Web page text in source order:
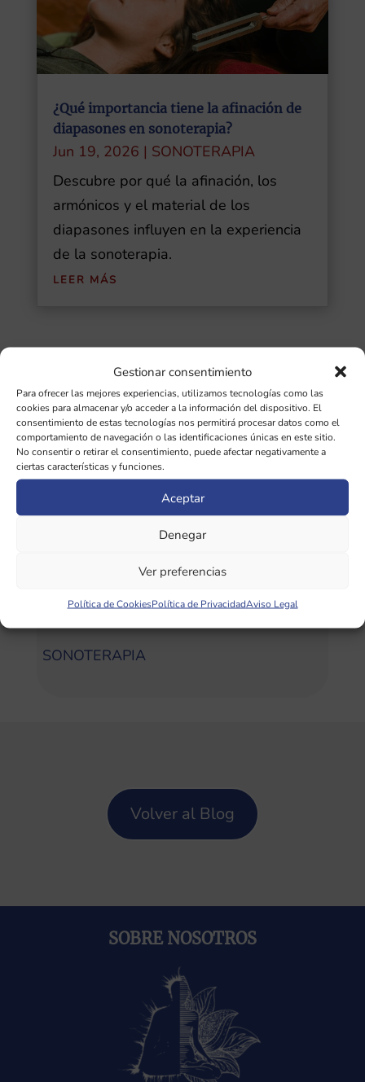
Gestionar consentimiento
Para ofrecer las mejores experiencias, utilizamos tecnologías como las
cookies para almacenar y/o acceder a la información del dispositivo. El
consentimiento de estas tecnologías nos permitirá procesar datos como el
comportamiento de navegación o las identificaciones únicas en este sitio.
No consentir o retirar el consentimiento, puede afectar negativamente a
ciertas características y funciones.
Aceptar
Denegar
Ver preferencias
Política de CookiesPolítica de PrivacidadAviso Legal
¿Qué importancia tiene la afinación de
diapasones en sonoterapia?
Jun 19, 2026 | SONOTERAPIA
Descubre por qué la afinación, los
armónicos y el material de los
diapasones influyen en la experiencia
de la sonoterapia.
LEER MÁS
Ultimas Entradas
Diapasones binaurales: guía completa de
las 5 frecuencias cerebrales y sus
beneficios
¿Qué importancia tiene la afinación de
diapasones en sonoterapia?
Categorías
SONOTERAPIA
Volver al Blog
SOBRE NOSOTROS